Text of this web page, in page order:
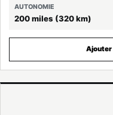
AUTONOMIE
200 miles (320 km)
Ajouter